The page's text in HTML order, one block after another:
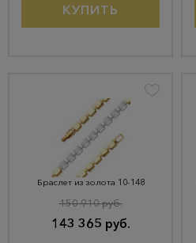
КУПИТЬ
Браслет из золота 10-148
143 365 руб.
150 910 руб.